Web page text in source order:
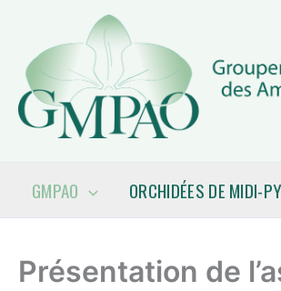
contenu
GMPAO ORCHIDÉES DE MIDI-
Présentation de